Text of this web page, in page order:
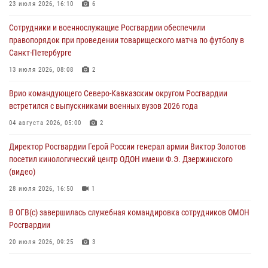
В Нижнем Новгороде состоялось Всероссийское совещание-
семинар по вопросам развития вневедомственной охраны
Росгвардии (видео)
В Брянске сотрудники и военнослужащие Росгвардии почтили
память Героя России Олега Визнюка
В кинологическом центре Уральского округа Росгвардии почтили
память товарищей, погибших при исполнении воинского долга
06 августа 2026, 13:29
23 июля 2026, 16:10 6
Сотрудники и военнослужащие Росгвардии обеспечили
правопорядок при проведении товарищеского матча по футболу в
Санкт-Петербурге
13 июля 2026, 08:08 2
Врио командующего Северо-Кавказским округом Росгвардии
встретился с выпускниками военных вузов 2026 года
04 августа 2026, 05:00 2
Директор Росгвардии Герой России генерал армии Виктор Золотов
посетил кинологический центр ОДОН имени Ф.Э. Дзержинского
(видео)
28 июля 2026, 16:50 1
В ОГВ(с) завершилась служебная командировка сотрудников ОМОН
Росгвардии
20 июля 2026, 09:25 3